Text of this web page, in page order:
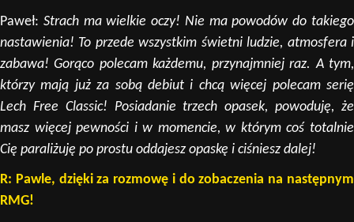
Paweł: Strach ma wielkie oczy! Nie ma powodów do takiego
nastawienia! To przede wszystkim świetni ludzie, atmosfera i
zabawa! Gorąco polecam każdemu, przynajmniej raz. A tym,
którzy mają już za sobą debiut i chcą więcej polecam serię
Lech Free Classic! Posiadanie trzech opasek, powoduję, że
masz więcej pewności i w momencie, w którym coś totalnie
Cię paraliżuję po prostu oddajesz opaskę i ciśniesz dalej!
R: Pawle, dzięki za rozmowę i do zobaczenia na następnym
RMG!